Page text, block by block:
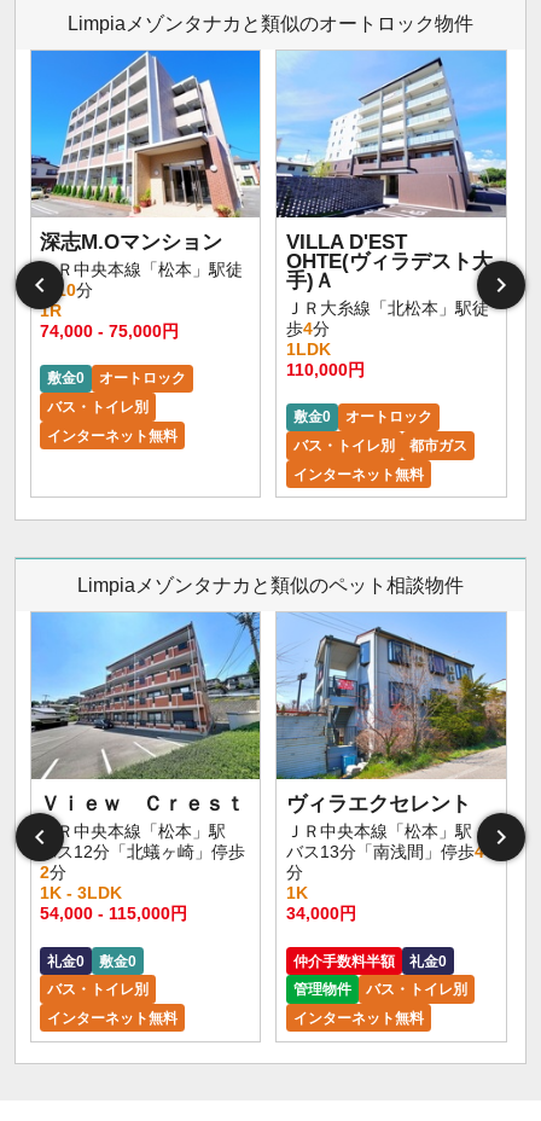
Limpiaメゾンタナカと類似のオートロック物件
深志M.Oマンション
ＪＲ中央本線「松本」駅徒
歩
10分
1R
74,000 - 75,000円
敷金0
オートロック
バス・トイレ別
インターネット無料
VILLA D'EST
OHTE(ヴィラデスト大
手)Ａ
ＪＲ大糸線「北松本」駅徒
歩4分
1LDK
110,000円
敷金0
オートロック
バス・トイレ別
都市ガス
インターネット無料
Limpiaメゾンタナカと類似のペット相談物件
Ｖｉｅｗ Ｃｒｅｓｔ
ＪＲ中央本線「松本」駅
バス12分「北蟻ヶ崎」停歩
2分
1K - 3LDK
54,000 - 115,000円
礼金0
敷金0
バス・トイレ別
インターネット無料
ヴィラエクセレント
ＪＲ中央本線「松本」駅
バス13分「南浅間」停歩4
分
1K
34,000円
仲介手数料半額
礼金0
管理物件
バス・トイレ別
インターネット無料